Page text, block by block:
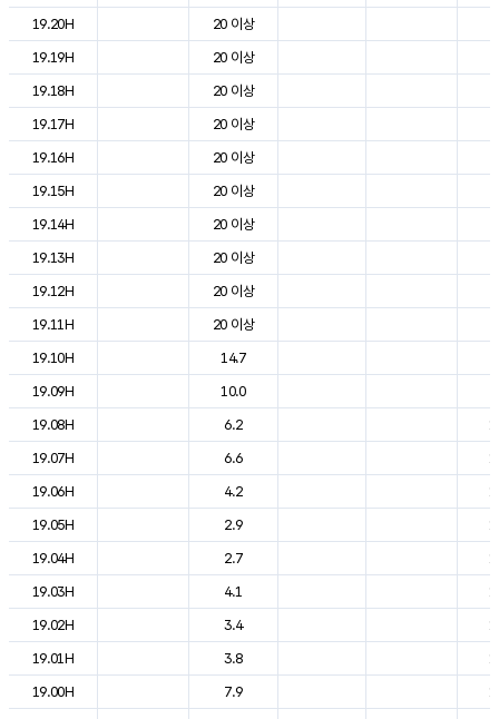
19.20H
20 이상
19.19H
20 이상
19.18H
20 이상
19.17H
20 이상
19.16H
20 이상
19.15H
20 이상
19.14H
20 이상
19.13H
20 이상
19.12H
20 이상
19.11H
20 이상
19.10H
14.7
19.09H
10.0
19.08H
6.2
19.07H
6.6
19.06H
4.2
19.05H
2.9
19.04H
2.7
19.03H
4.1
19.02H
3.4
19.01H
3.8
19.00H
7.9